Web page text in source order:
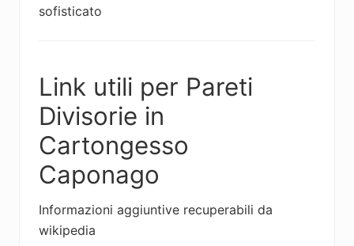
sofisticato
Link utili per Pareti
Divisorie in
Cartongesso
Caponago
Informazioni aggiuntive recuperabili da
wikipedia